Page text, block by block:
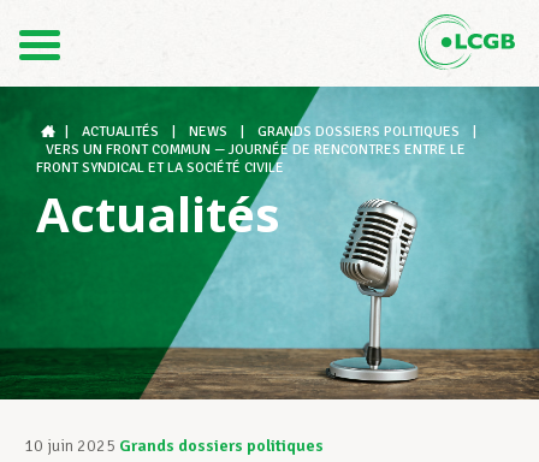
DE
Le LCGB
Structures syndicales
Assistance au Travail
ACTUALITÉS NEWS GRANDS DOSSIERS POLITIQUES
VERS UN FRONT COMMUN — JOURNÉE DE RENCONTRES ENTRE LE
FRONT SYNDICAL ET LA SOCIÉTÉ CIVILE
Actualités
10 juin 2025 Grands dossiers politiques